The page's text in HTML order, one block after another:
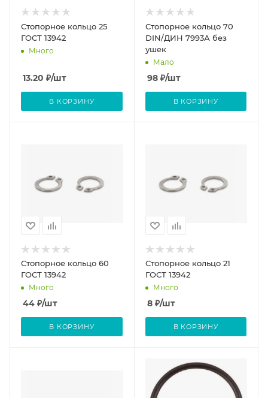
Стопорное кольцо 25
ГОСТ 13942
Много
13.20 ₽/шт
В КОРЗИНУ
Стопорное кольцо 70
DIN/ДИН 7993А без
ушек
Мало
98₽/шт
В КОРЗИНУ
Стопорное кольцо 60
ГОСТ 13942
Много
44 ₽/шт
В КОРЗИНУ
Стопорное кольцо 21
ГОСТ 13942
Много
8₽/шт
В КОРЗИНУ